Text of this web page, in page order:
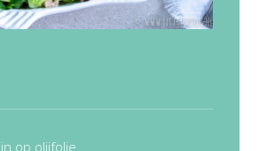
op olijfolie